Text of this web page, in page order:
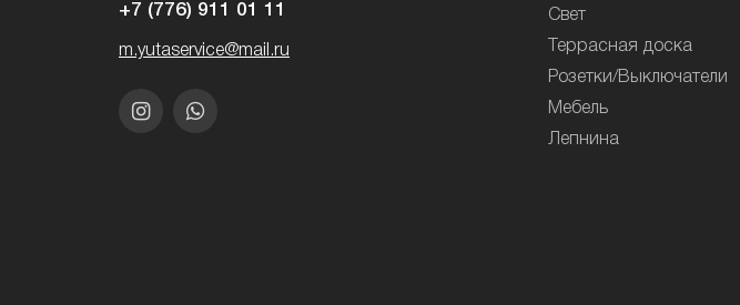
+7 (776) 911 01 11
m.yutaservice@mail.ru
Свет
Террасная доска
Розетки/Выключатели
Мебель
Лепнина